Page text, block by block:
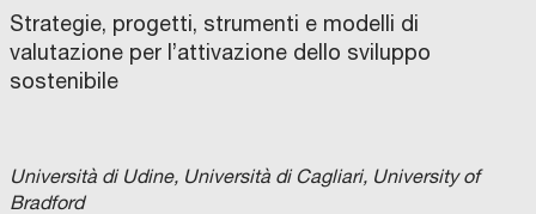
Strategie, progetti, strumenti e modelli di
valutazione per l’attivazione dello sviluppo
sostenibile
Università di Udine, Università di Cagliari, University of
Bradford